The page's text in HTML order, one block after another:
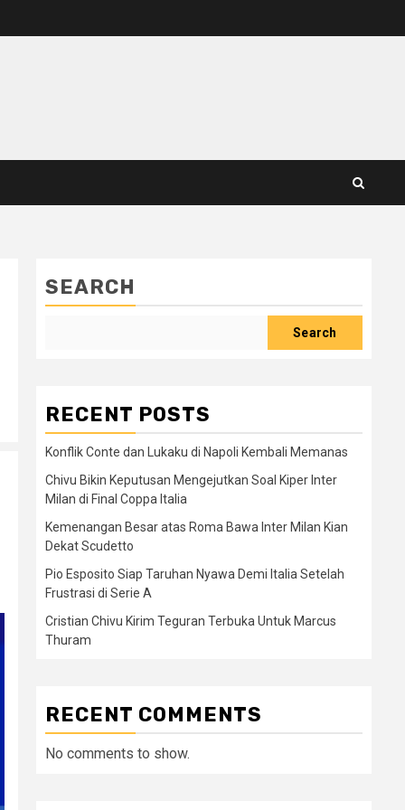
SEARCH
Search
RECENT POSTS
Konflik Conte dan Lukaku di Napoli Kembali Memanas
Chivu Bikin Keputusan Mengejutkan Soal Kiper Inter
Milan di Final Coppa Italia
Kemenangan Besar atas Roma Bawa Inter Milan Kian
Dekat Scudetto
Pio Esposito Siap Taruhan Nyawa Demi Italia Setelah
Frustrasi di Serie A
Cristian Chivu Kirim Teguran Terbuka Untuk Marcus
Thuram
RECENT COMMENTS
No comments to show.